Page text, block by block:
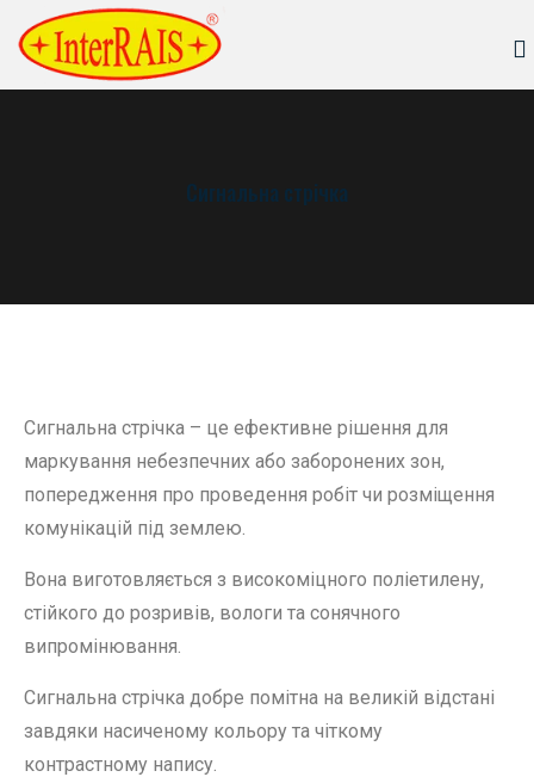
Сигнальна стрічка
Сигнальна стрічка – це ефективне рішення для
маркування небезпечних або заборонених зон,
попередження про проведення робіт чи розміщення
комунікацій під землею.
Вона виготовляється з високоміцного поліетилену,
стійкого до розривів, вологи та сонячного
випромінювання.
Сигнальна стрічка добре помітна на великій відстані
завдяки насиченому кольору та чіткому
контрастному напису.